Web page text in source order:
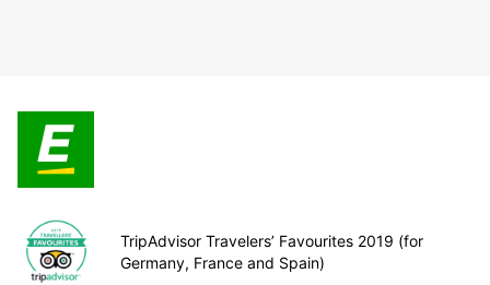
TripAdvisor Travelers’ Favourites 2019 (for
Germany, France and Spain)